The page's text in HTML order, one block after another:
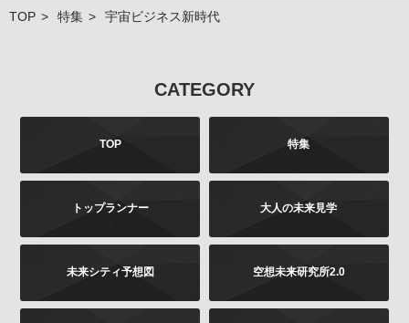
TOP 特集 宇宙ビジネス新時代
CATEGORY
TOP 特集
トップランナー 大人の未来見学
未来シティ予想図 空想未来研究所2.0